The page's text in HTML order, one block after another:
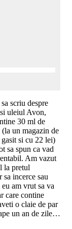
scriu despre
uleiul Avon,
30 ml de
un magazin de
si cu 22 lei)
sa spun ca vad
Am vazut
la pretul
incerce sau
am vrut sa va
care contine
o claie de par
un an de zile…